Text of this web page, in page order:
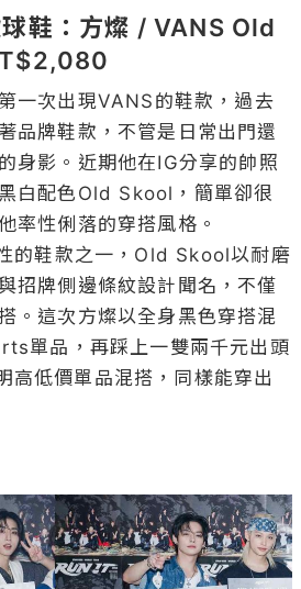
鞋：方燦 / VANS Old
一次出現VANS的鞋款，過去
品牌鞋款，不管是日常出門還
身影。近期他在IG分享的帥照
白配色Old Skool，簡單卻很
率性俐落的穿搭風格。
的鞋款之一，Old Skool以耐磨
招牌側邊條紋設計聞名，不僅
。這次方燦以全身黑色穿搭混
單品，再踩上一雙兩千元出頭
低價單品混搭，同樣能穿出